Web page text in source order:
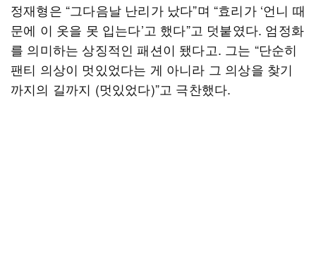
정재형은 “그다음날 난리가 났다”며 “효리가 ‘언니 때
문에 이 옷을 못 입는다’고 했다”고 덧붙였다. 엄정화
를 의미하는 상징적인 패션이 됐다고. 그는 “단순히
팬티 의상이 멋있었다는 게 아니라 그 의상을 찾기
까지의 길까지 (멋있었다)”고 극찬했다.